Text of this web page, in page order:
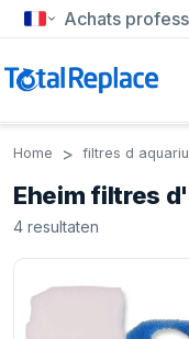
Achats
Home filtres d
Eheim filtres
4 resultaten